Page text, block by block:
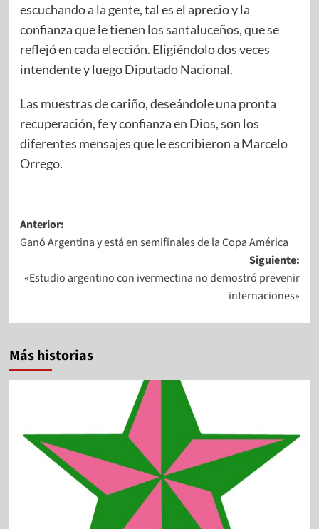
escuchando a la gente, tal es el aprecio y la
confianza que le tienen los santaluceños, que se
reflejó en cada elección. Eligiéndolo dos veces
intendente y luego Diputado Nacional.
Las muestras de cariño, deseándole una pronta
recuperación, fe y confianza en Dios, son los
diferentes mensajes que le escribieron a Marcelo
Orrego.
Anterior:
Ganó Argentina y está en semifinales de la Copa América
Siguiente:
«Estudio argentino con ivermectina no demostró prevenir
internaciones»
Más historias